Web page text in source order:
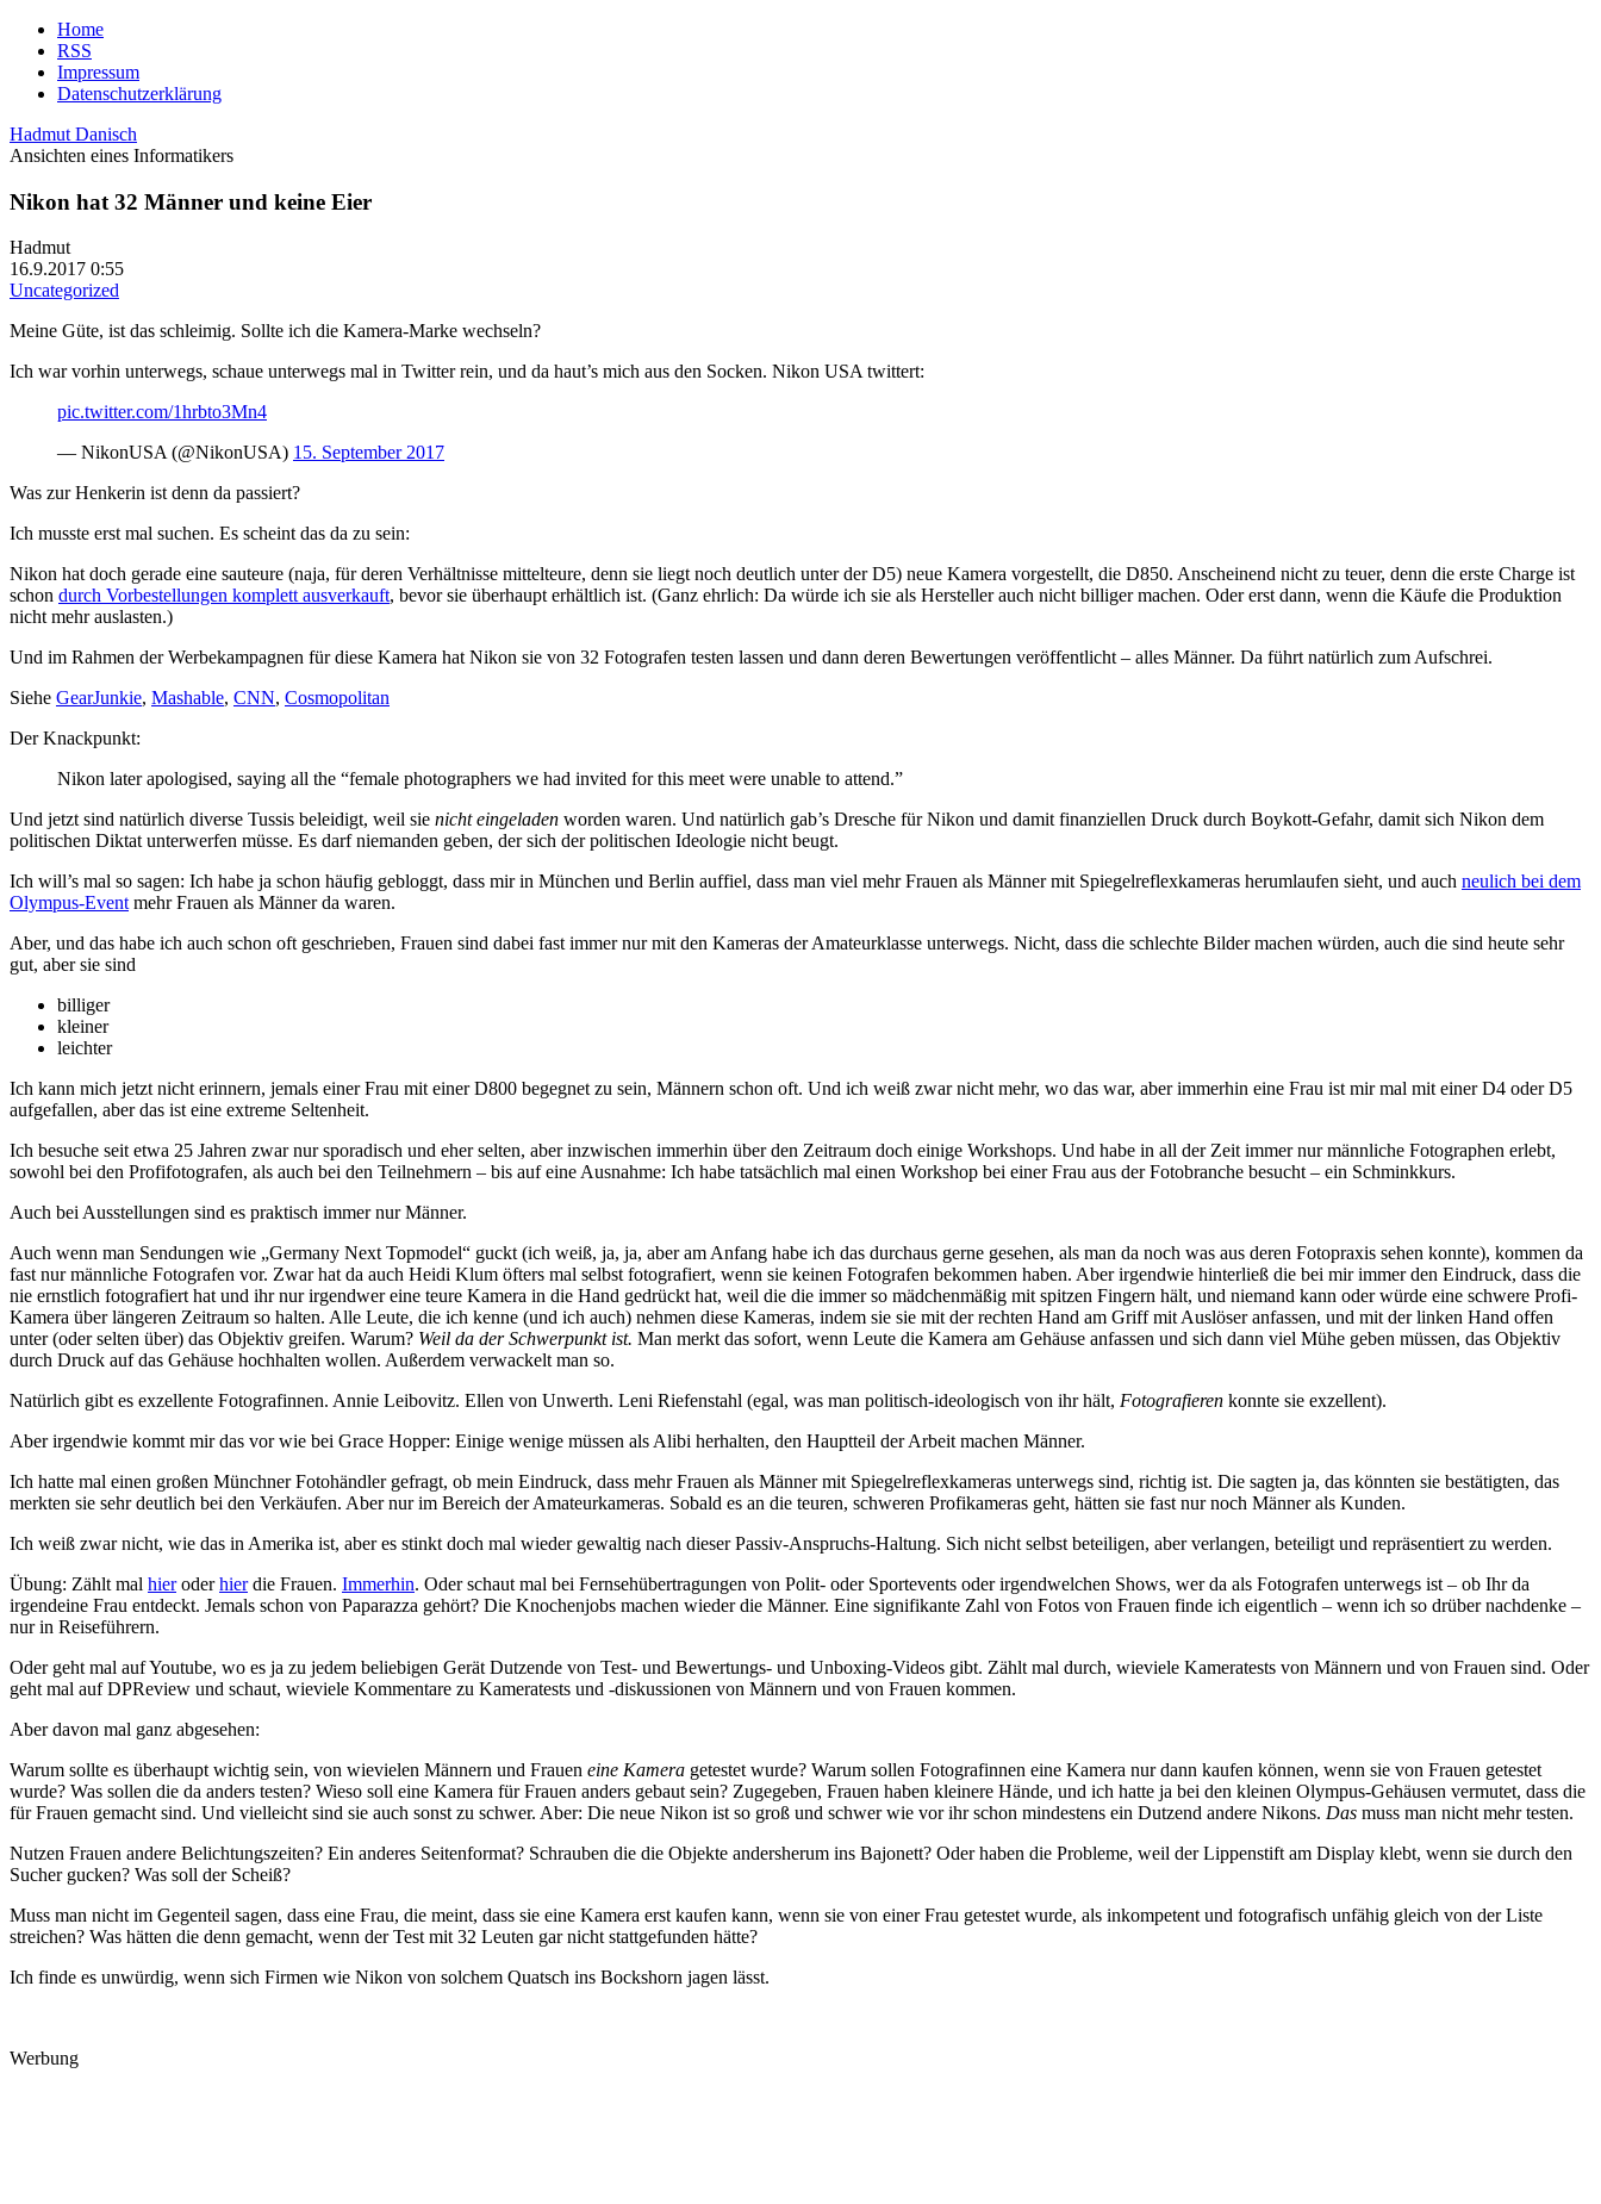
Home
RSS
Impressum
Datenschutzerklärung
Hadmut Danisch
Ansichten eines Informatikers
Nikon hat 32 Männer und keine Eier
Hadmut
16.9.2017 0:55
Uncategorized
Meine Güte, ist das schleimig. Sollte ich die Kamera-Marke wechseln?
Ich war vorhin unterwegs, schaue unterwegs mal in Twitter rein, und da haut’s mich aus den Socken. Nikon USA twittert:
pic.twitter.com/1hrbto3Mn4
— NikonUSA (@NikonUSA) 15. September 2017
Was zur Henkerin ist denn da passiert?
Ich musste erst mal suchen. Es scheint das da zu sein:
Nikon hat doch gerade eine sauteure (naja, für deren Verhältnisse mittelteure, denn sie liegt noch deutlich unter der D5) neue Kamera vorgestellt, die D850. Anscheinend nicht zu teuer, denn die erste Charge ist
schon durch Vorbestellungen komplett ausverkauft, bevor sie überhaupt erhältlich ist. (Ganz ehrlich: Da würde ich sie als Hersteller auch nicht billiger machen. Oder erst dann, wenn die Käufe die Produktion
nicht mehr auslasten.)
Und im Rahmen der Werbekampagnen für diese Kamera hat Nikon sie von 32 Fotografen testen lassen und dann deren Bewertungen veröffentlicht – alles Männer. Da führt natürlich zum Aufschrei.
Siehe GearJunkie, Mashable, CNN, Cosmopolitan
Der Knackpunkt:
Nikon later apologised, saying all the “female photographers we had invited for this meet were unable to attend.”
Und jetzt sind natürlich diverse Tussis beleidigt, weil sie nicht eingeladen worden waren. Und natürlich gab’s Dresche für Nikon und damit finanziellen Druck durch Boykott-Gefahr, damit sich Nikon dem
politischen Diktat unterwerfen müsse. Es darf niemanden geben, der sich der politischen Ideologie nicht beugt.
Ich will’s mal so sagen: Ich habe ja schon häufig gebloggt, dass mir in München und Berlin auffiel, dass man viel mehr Frauen als Männer mit Spiegelreflexkameras herumlaufen sieht, und auch neulich bei dem
Olympus-Eventmehr Frauen als Männer da waren.
Aber, und das habe ich auch schon oft geschrieben, Frauen sind dabei fast immer nur mit den Kameras der Amateurklasse unterwegs. Nicht, dass die schlechte Bilder machen würden, auch die sind heute sehr
gut, aber sie sind
billiger
kleiner
leichter
Ich kann mich jetzt nicht erinnern, jemals einer Frau mit einer D800 begegnet zu sein, Männern schon oft. Und ich weiß zwar nicht mehr, wo das war, aber immerhin eine Frau ist mir mal mit einer D4 oder D5
aufgefallen, aber das ist eine extreme Seltenheit.
Ich besuche seit etwa 25 Jahren zwar nur sporadisch und eher selten, aber inzwischen immerhin über den Zeitraum doch einige Workshops. Und habe in all der Zeit immer nur männliche Fotographen erlebt,
sowohl bei den Profifotografen, als auch bei den Teilnehmern – bis auf eine Ausnahme: Ich habe tatsächlich mal einen Workshop bei einer Frau aus der Fotobranche besucht – ein Schminkkurs.
Auch bei Ausstellungen sind es praktisch immer nur Männer.
Auch wenn man Sendungen wie „Germany Next Topmodel“ guckt (ich weiß, ja, ja, aber am Anfang habe ich das durchaus gerne gesehen, als man da noch was aus deren Fotopraxis sehen konnte), kommen da
fast nur männliche Fotografen vor. Zwar hat da auch Heidi Klum öfters mal selbst fotografiert, wenn sie keinen Fotografen bekommen haben. Aber irgendwie hinterließ die bei mir immer den Eindruck, dass die
nie ernstlich fotografiert hat und ihr nur irgendwer eine teure Kamera in die Hand gedrückt hat, weil die die immer so mädchenmäßig mit spitzen Fingern hält, und niemand kann oder würde eine schwere Profi-
Kamera über längeren Zeitraum so halten. Alle Leute, die ich kenne (und ich auch) nehmen diese Kameras, indem sie sie mit der rechten Hand am Griff mit Auslöser anfassen, und mit der linken Hand offen
unter (oder selten über) das Objektiv greifen. Warum? Weil da der Schwerpunkt ist. Man merkt das sofort, wenn Leute die Kamera am Gehäuse anfassen und sich dann viel Mühe geben müssen, das Objektiv
durch Druck auf das Gehäuse hochhalten wollen. Außerdem verwackelt man so.
Natürlich gibt es exzellente Fotografinnen. Annie Leibovitz. Ellen von Unwerth. Leni Riefenstahl (egal, was man politisch-ideologisch von ihr hält, Fotografieren konnte sie exzellent).
Aber irgendwie kommt mir das vor wie bei Grace Hopper: Einige wenige müssen als Alibi herhalten, den Hauptteil der Arbeit machen Männer.
Ich hatte mal einen großen Münchner Fotohändler gefragt, ob mein Eindruck, dass mehr Frauen als Männer mit Spiegelreflexkameras unterwegs sind, richtig ist. Die sagten ja, das könnten sie bestätigten, das
merkten sie sehr deutlich bei den Verkäufen. Aber nur im Bereich der Amateurkameras. Sobald es an die teuren, schweren Profikameras geht, hätten sie fast nur noch Männer als Kunden.
Ich weiß zwar nicht, wie das in Amerika ist, aber es stinkt doch mal wieder gewaltig nach dieser Passiv-Anspruchs-Haltung. Sich nicht selbst beteiligen, aber verlangen, beteiligt und repräsentiert zu werden.
Übung: Zählt mal hieroderhierdie Frauen. Immerhin. Oder schaut mal bei Fernsehübertragungen von Polit- oder Sportevents oder irgendwelchen Shows, wer da als Fotografen unterwegs ist – ob Ihr da
irgendeine Frau entdeckt. Jemals schon von Paparazza gehört? Die Knochenjobs machen wieder die Männer. Eine signifikante Zahl von Fotos von Frauen finde ich eigentlich – wenn ich so drüber nachdenke –
nur in Reiseführern.
Oder geht mal auf Youtube, wo es ja zu jedem beliebigen Gerät Dutzende von Test- und Bewertungs- und Unboxing-Videos gibt. Zählt mal durch, wieviele Kameratests von Männern und von Frauen sind. Oder
geht mal auf DPReview und schaut, wieviele Kommentare zu Kameratests und -diskussionen von Männern und von Frauen kommen.
Aber davon mal ganz abgesehen:
Warum sollte es überhaupt wichtig sein, von wievielen Männern und Frauen eine Kamera getestet wurde? Warum sollen Fotografinnen eine Kamera nur dann kaufen können, wenn sie von Frauen getestet
wurde? Was sollen die da anders testen? Wieso soll eine Kamera für Frauen anders gebaut sein? Zugegeben, Frauen haben kleinere Hände, und ich hatte ja bei den kleinen Olympus-Gehäusen vermutet, dass die
für Frauen gemacht sind. Und vielleicht sind sie auch sonst zu schwer. Aber: Die neue Nikon ist so groß und schwer wie vor ihr schon mindestens ein Dutzend andere Nikons. Das muss man nicht mehr testen.
Nutzen Frauen andere Belichtungszeiten? Ein anderes Seitenformat? Schrauben die die Objekte andersherum ins Bajonett? Oder haben die Probleme, weil der Lippenstift am Display klebt, wenn sie durch den
Sucher gucken? Was soll der Scheiß?
Muss man nicht im Gegenteil sagen, dass eine Frau, die meint, dass sie eine Kamera erst kaufen kann, wenn sie von einer Frau getestet wurde, als inkompetent und fotografisch unfähig gleich von der Liste
streichen? Was hätten die denn gemacht, wenn der Test mit 32 Leuten gar nicht stattgefunden hätte?
Ich finde es unwürdig, wenn sich Firmen wie Nikon von solchem Quatsch ins Bockshorn jagen lässt.
Werbung